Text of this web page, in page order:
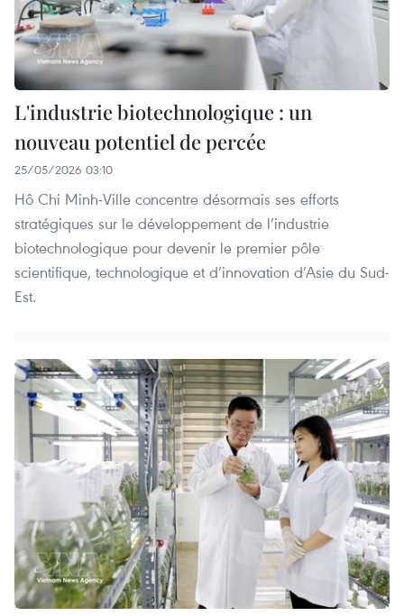
L'industrie biotechnologique : un
nouveau potentiel de percée
25/05/2026 03:10
Hô Chi Minh-Ville concentre désormais ses efforts
stratégiques sur le développement de l’industrie
biotechnologique pour devenir le premier pôle
scientifique, technologique et d’innovation d’Asie du Sud-
Est.